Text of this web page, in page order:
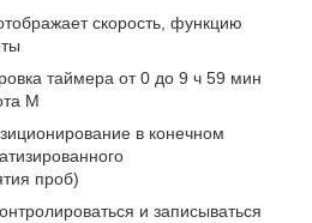
скорость, функцию
таймера от 0 до 9 ч 59 мин
М
в конечном
проб)
и записываться